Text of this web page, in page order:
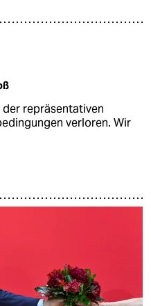
repräsentativen
verloren. Wir